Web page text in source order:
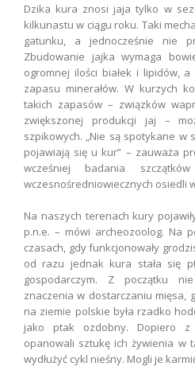
Dzika kura znosi jaja tylko w
kilkunastu w ciągu roku. Taki
gatunku, a jednocześnie nie
Zbudowanie jajka wymaga
ogromnej ilości białek i lipidów,
zapasu minerałów. W kurzych
takich zapasów – związków
zwiększonej produkcji jaj –
szpikowych. „Nie są spotykane w
pojawiają się u kur” – zauważa
wcześniej badania
wczesnośredniowiecznych osiedli
Na naszych terenach kury
p.n.e. – mówi archeozoolog. Na
czasach, gdy funkcjonowały
od razu jednak kura stała się
gospodarczym. Z początku
znaczenia w dostarczaniu mięsa,
na ziemie polskie była rzadko
jako ptak ozdobny. Dopiero z
opanowali sztukę ich żywienia w
wydłużyć cykl nieśny. Mogli je